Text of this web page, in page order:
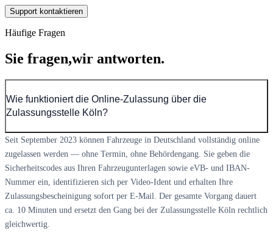
Support kontaktieren
Häufige Fragen
Sie fragen,wir antworten.
Wie funktioniert die Online-Zulassung über die
Zulassungsstelle Köln?
Seit September 2023 können Fahrzeuge in Deutschland vollständig online
zugelassen werden — ohne Termin, ohne Behördengang. Sie geben die
Sicherheitscodes aus Ihren Fahrzeugunterlagen sowie eVB- und IBAN-
Nummer ein, identifizieren sich per Video-Ident und erhalten Ihre
Zulassungsbescheinigung sofort per E-Mail. Der gesamte Vorgang dauert
ca. 10 Minuten und ersetzt den Gang bei der Zulassungsstelle Köln rechtlich
gleichwertig.